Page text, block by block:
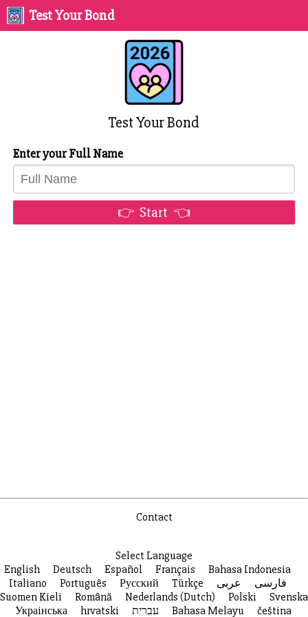
Test Your Bond
Test Your Bond
Enter your Full Name
👉 Start 👈
Contact
Select Language
English
Deutsch Español Français
Bahasa Indonesia
Italiano
Português Русский Türkçe فارسی
عربى
Suomen Kieli
Română Nederlands (Dutch) Polski
Svenska
Украiнська
hrvatski עברית Bahasa Melayu čeština